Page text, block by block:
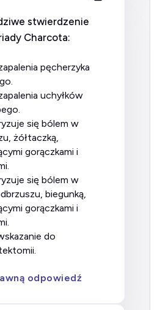
stwierdzenie
Charcota:
żółtaczką,
gorączkami i
biegunką,
gorączkami i
odpowiedź